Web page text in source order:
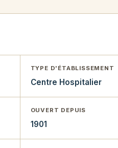
TYPE D'ÉTABLISSEMENT
Centre Hospitalier
OUVERT DEPUIS
1901